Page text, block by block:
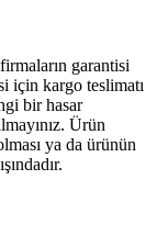
garantisi
için kargo teslimatı
bir hasar
Ürün
ya da ürünün